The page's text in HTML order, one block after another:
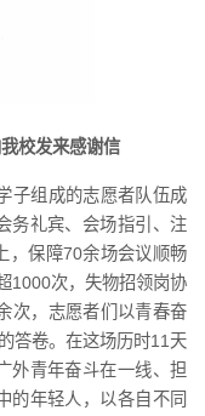
校发来感谢信
子组成的志愿者队伍成
务礼宾、会场指引、注
，保障70余场会议顺畅
1000次，失物招领岗协
次，志愿者们以青春奋
答卷。在这场历时11天
外青年奋斗在一线、担
的年轻人，以各自不同